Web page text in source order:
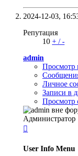
2024-12-03,
Репутация
10 + /-
admin
Просмотр
Личное
Записи в
Просмотр
Администратор

User Info Menu